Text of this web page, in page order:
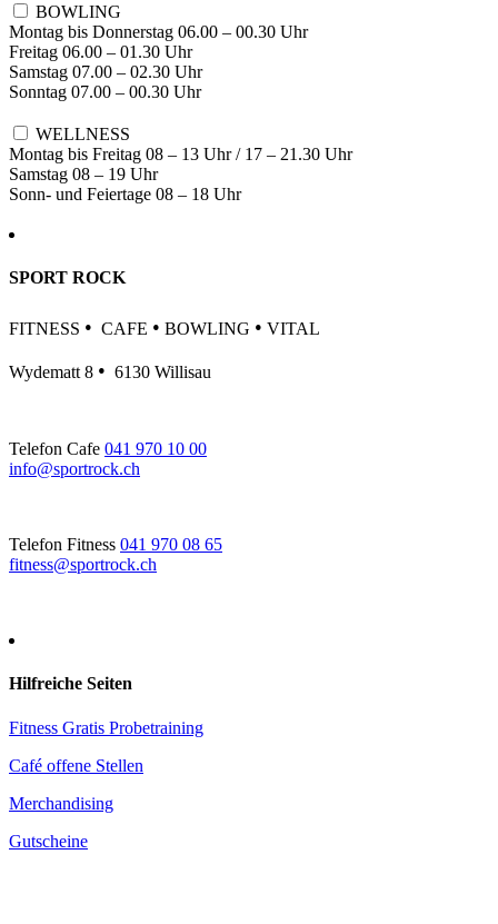
BOWLING
Montag bis Donnerstag 06.00 – 00.30 Uhr
Freitag 06.00 – 01.30 Uhr
Samstag 07.00 – 02.30 Uhr
Sonntag 07.00 – 00.30 Uhr
WELLNESS
Montag bis Freitag 08 – 13 Uhr / 17 – 21.30 Uhr
Samstag 08 – 19 Uhr
Sonn- und Feiertage 08 – 18 Uhr
SPORT ROCK
FITNESS • CAFE • BOWLING • VITAL
Wydematt 8 • 6130 Willisau
Telefon Cafe 041 970 10 00
info@sportrock.ch
Telefon Fitness 041 970 08 65
fitness@sportrock.ch
Hilfreiche Seiten
Fitness Gratis Probetraining
Café offene Stellen
Merchandising
Gutscheine